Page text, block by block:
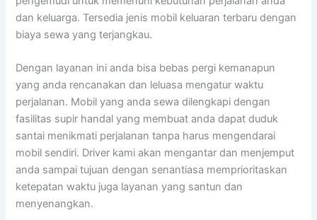
dan keluarga. Tersedia jenis mobil keluaran terbaru dengan
biaya sewa yang terjangkau.
Dengan layanan ini anda bisa bebas pergi kemanapun
yang anda rencanakan dan leluasa mengatur waktu
perjalanan. Mobil yang anda sewa dilengkapi dengan
fasilitas supir handal yang membuat anda dapat duduk
santai menikmati perjalanan tanpa harus mengendarai
mobil sendiri. Driver kami akan mengantar dan menjemput
anda sampai tujuan dengan senantiasa memprioritaskan
ketepatan waktu juga layanan yang santun dan
menyenangkan.